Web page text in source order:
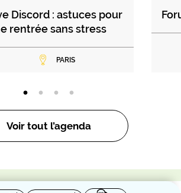
Discord : astuces pour
rentrée sans stress
PARIS
Voir tout l’agenda